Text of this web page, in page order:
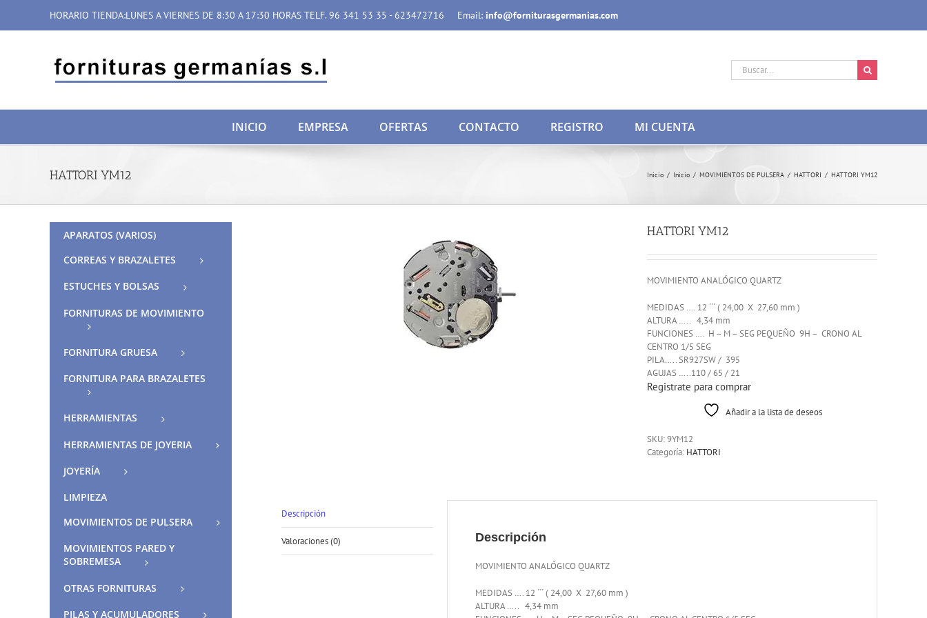
contenido
HORARIO TIENDA:LUNES A VIERNES DE 8:30 A 17:30 HORAS TELF. 96 341 53 35 - 623472716 Email: info@forniturasgermanias.com
Buscar:
INICIO EMPRESA OFERTAS CONTACTO REGISTRO MI CUENTA
HATTORI YM12 Inicio / Inicio / MOVIMIENTOS DE PULSERA / HATTORI / HATTORI YM12
HATTORI YM12
MOVIMIENTO ANALÓGICO QUARTZ
MEDIDAS …. 12 ´´´ ( 24,00 X 27,60 mm )
ALTURA ….. 4,34 mm
FUNCIONES …. H – M – SEG PEQUEÑO 9H – CRONO AL
CENTRO 1/5 SEG
PILA….. SR927SW / 395
AGUJAS …..110 / 65 / 21
Registrate para comprar
Añadir a la lista de deseos
SKU:9YM12
Categoría: HATTORI
Descripción
Valoraciones (0) Descripción
MOVIMIENTO ANALÓGICO QUARTZ
MEDIDAS …. 12 ´´´ ( 24,00 X 27,60 mm )
ALTURA ….. 4,34 mm
APARATOS (VARIOS)
CORREAS Y BRAZALETES
ESTUCHES Y BOLSAS
FORNITURAS DE MOVIMIENTO
FORNITURA GRUESA
FORNITURA PARA BRAZALETES
HERRAMIENTAS
HERRAMIENTAS DE JOYERIA
JOYERÍA
LIMPIEZA
MOVIMIENTOS DE PULSERA
MOVIMIENTOS PARED Y
SOBREMESA
OTRAS FORNITURAS
PILAS Y ACUMULADORES